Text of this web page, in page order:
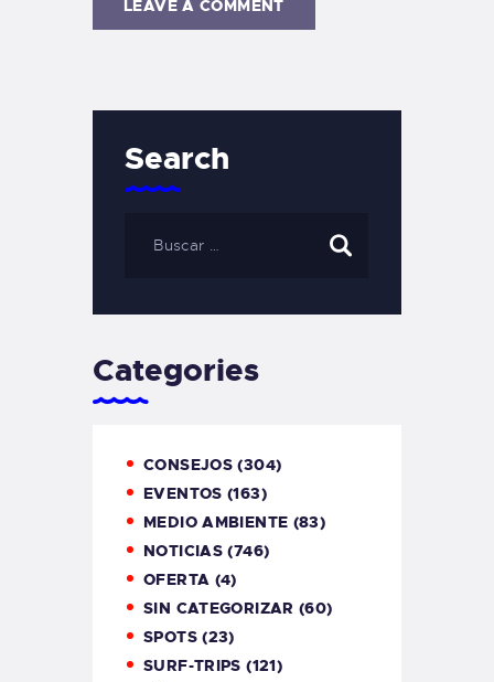
Search
Categories
CONSEJOS (304)
EVENTOS (163)
MEDIO AMBIENTE (83)
NOTICIAS (746)
OFERTA (4)
SIN CATEGORIZAR (60)
SPOTS(23)
SURF-TRIPS (121)